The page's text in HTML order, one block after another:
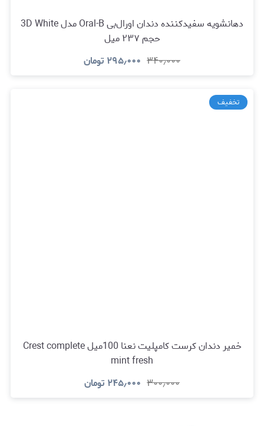
دهانشویه سفیدکننده دندان اورال‌بی Oral-B مدل 3D White
حجم ۲۳۷ میل
۳۴۰٫۰۰۰ ۲۹۵٫۰۰۰ تومان
تخفیف
خمیر دندان کرست کامپلیت نعنا 100میل Crest complete
mint fresh
۳۰۰٫۰۰۰ ۲۴۵٫۰۰۰ تومان